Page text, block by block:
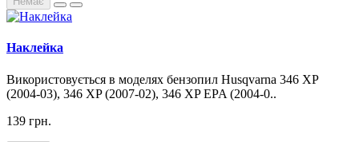
Наклейка
Використовується в моделях бензопил Husqvarna 346 XP
(2004-03), 346 XP (2007-02), 346 XP EPA (2004-0..
139 грн.